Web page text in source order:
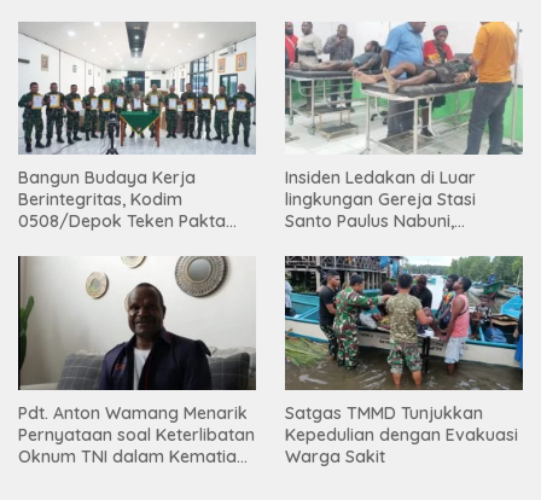
Bangun Budaya Kerja
Berintegritas, Kodim
0508/Depok Teken Pakta
Insiden Ledakan di Luar
lingkungan Gereja Stasi
Santo Paulus Nabuni,
Pdt. Anton Wamang Menarik
Pernyataan soal Keterlibatan
Oknum TNI dalam Kematian
Satgas TMMD Tunjukkan
Kepedulian dengan Evakuasi
Warga Sakit